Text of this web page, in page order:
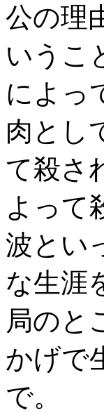
公の理
いうこ
によっ
肉とし
て殺さ
よって
波とい
な生涯
局のと
かげで
で。